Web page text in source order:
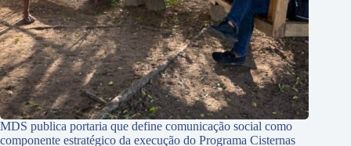
MDS publica portaria que define comunicação social como
componente estratégico da execução do Programa Cisternas